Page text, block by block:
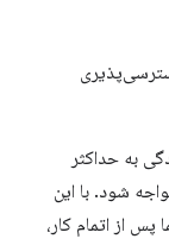
حداکثر
شود. با این
اتمام کار،